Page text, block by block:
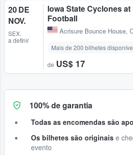
20 DE
NOV.
SEX.
a definir
Iowa State Cyclones
Football
Acrisure Bounce House,
Mais de 200 bilhetes
de US$ 17
100% de garantia
Todas as encomendas são
Os bilhetes são originais e
evento